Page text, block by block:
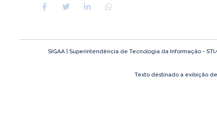
SIGAA | Superintendência de Tecnologia da Informação -
Texto destinado a exibição